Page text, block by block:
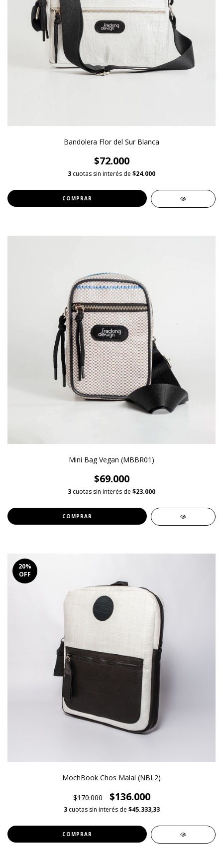
Bandolera Flor del Sur Blanca
$72.000
3 cuotas sin interés de $24.000
COMPRAR
Mini Bag Vegan (MBBR01)
$69.000
3 cuotas sin interés de $23.000
COMPRAR
20%
OFF
MochBook Chos Malal (NBL2)
$170.000 $136.000
3 cuotas sin interés de $45.333,33
COMPRAR